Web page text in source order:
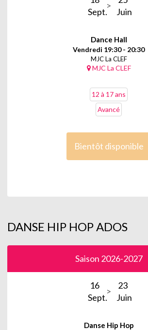
Sept.
Juin
Dance Hall
Vendredi 19:30 - 20:30
MJC La CLEF
MJC La CLEF
12 à 17 ans
Avancé
Bientôt disponible
DANSE HIP HOP ADOS
Saison 2026-2027
16
Sept.
23
Juin
Danse Hip Hop